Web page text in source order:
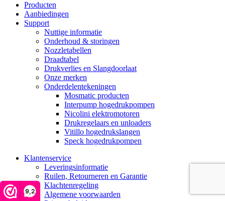
9,2
Producten
Aanbiedingen
Support
Nuttige informatie
Onderhoud & storingen
Nozzletabellen
Draadtabel
Drukverlies en Slangdoorlaat
Onze merken
Onderdelentekeningen
Mosmatic producten
Interpump hogedrukpompen
Nicolini elektromotoren
Drukregelaars en unloaders
Vitillo hogedrukslangen
Speck hogedrukpompen
Klantenservice
Leveringsinformatie
Ruilen, Retourneren en Garantie
Klachtenregeling
Algemene voorwaarden